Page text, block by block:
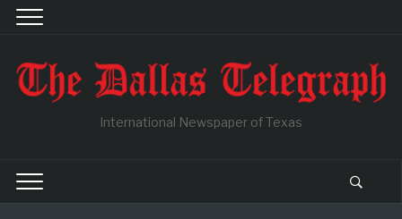
International Newspaper of Texas